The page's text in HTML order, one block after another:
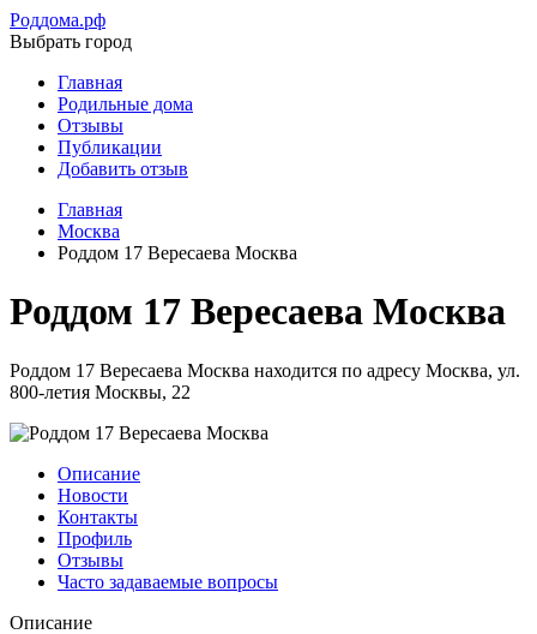
Роддома.рф
Выбрать город
Главная
Родильные дома
Отзывы
Публикации
Добавить отзыв
Главная
Москва
Роддом 17 Вересаева Москва
Роддом 17 Вересаева Москва
Роддом 17 Вересаева Москва находится по адресу Москва, ул.
800-летия Москвы, 22
Описание
Новости
Контакты
Профиль
Отзывы
Часто задаваемые вопросы
Описание